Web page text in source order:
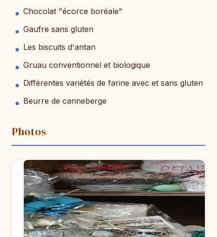
Chocolat "écorce boréale"
Gaufre sans gluten
Les biscuits d'antan
Gruau conventionnel et biologique
Différentes variétés de farine avec et sans gluten
Beurre de canneberge
Photos